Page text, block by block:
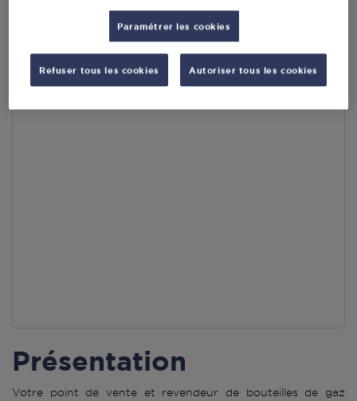
Accès
Présentation
Votre point de vente et revendeur de bouteilles de gaz
Paramétrer les cookies
Refuser tous les cookies Autoriser tous les cookies